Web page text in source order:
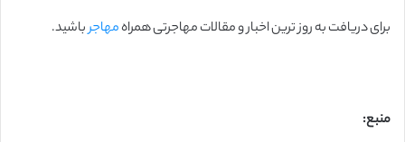
برای دریافت به روز ترین اخبار و مقالات مهاجرتی همراهمهاجرباشید.
منبع: